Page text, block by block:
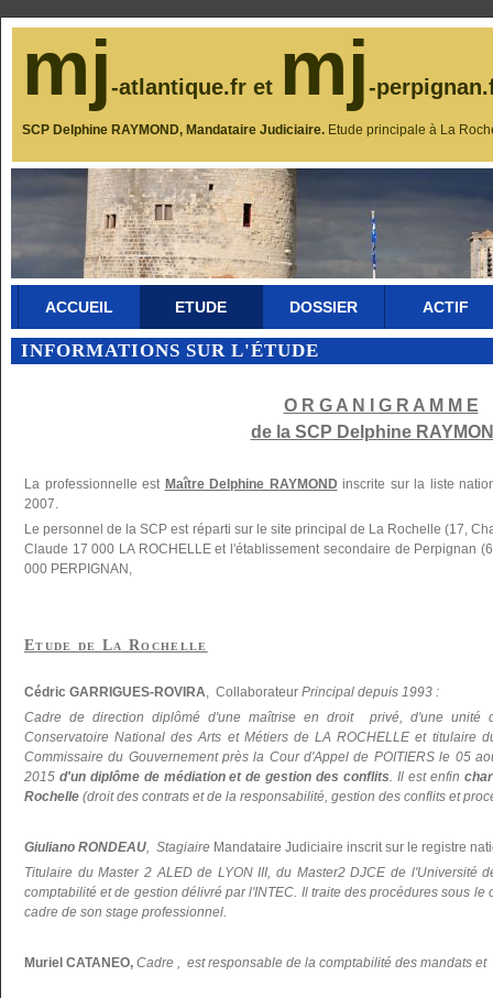
mj-atlantique.fr et mj-
SCP Delphine RAYMOND, Mandataire Judiciaire. Etude principale à La
ACCUEIL ETUDE DOSSIER ACTIF
INFORMATIONS SUR L'ÉTUDE
O R G A N I G R A M M E
de la SCP Delphine
La professionnelle est Maître Delphine RAYMOND inscrite sur la liste
2007.
Le personnel de la SCP est réparti sur le site principal de La Rochelle (17,
Claude 17 000 LA ROCHELLE et l'établissement secondaire de Perpignan
000 PERPIGNAN,
Etude de La Rochelle
Cédric GARRIGUES-ROVIRA, Collaborateur Principal depuis 1993 :
Cadre de direction diplômé d'une maîtrise en droit privé, d'une unité
Conservatoire National des Arts et Métiers de LA ROCHELLE et titulaire
Commissaire du Gouvernement près la Cour d'Appel de POITIERS le 05
2015 d'un diplôme de médiation et de gestion des conflits. Il est enfin
Rochelle (droit des contrats et de la responsabilité, gestion des conflits et
Giuliano RONDEAU, Stagiaire Mandataire Judiciaire inscrit sur le registre
Titulaire du Master 2 ALED de LYON III, du Master2 DJCE de l'Université
comptabilité et de gestion délivré par l'INTEC. Il traite des procédures sous
cadre de son stage professionnel.
Muriel CATANEO, Cadre , est responsable de la comptabilité des mandats et